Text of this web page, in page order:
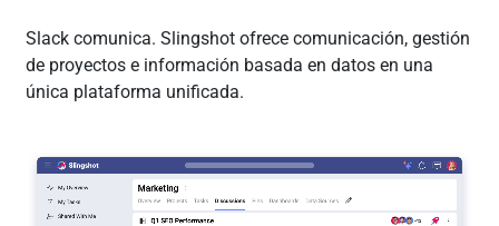
Slack comunica. Slingshot ofrece comunicación, gestión
de proyectos e información basada en datos en una
única plataforma unificada.